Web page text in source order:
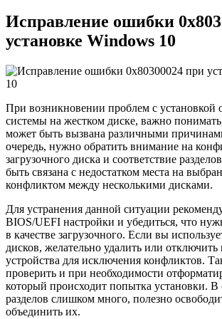
Исправление ошибки
установке Windows 10
При возникновении проблем с установкой
системы на жестком диске, важно
может быть вызвана различными
очередь, нужно обратить внимание на
загрузочного диска и соответствие
быть связана с недостатком места на
конфликтом между несколькими дисками.
Для устранения данной ситуации
BIOS/UEFI настройки и убедиться, что
в качестве загрузочного. Если вы
дисков, желательно удалить или
устройства для исключения конфликтов.
проверить и при необходимости
который происходит попытка установки. В
разделов слишком много, полезно
объединить их.